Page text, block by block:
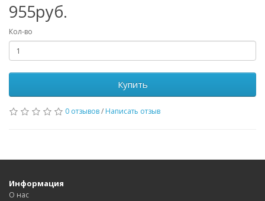
955руб.
Кол-во
Купить
0 отзывов/ Написать отзыв
Информация
О нас